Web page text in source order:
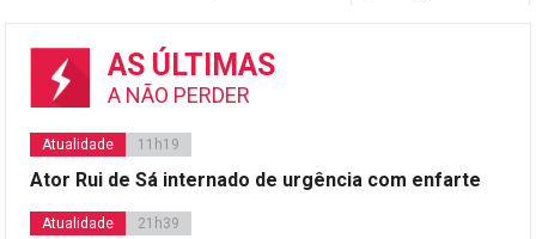
AS ÚLTIMAS
A NÃO PERDER
Atualidade 11h19
Ator Rui de Sá internado de urgência com enfarte
Atualidade 21h39